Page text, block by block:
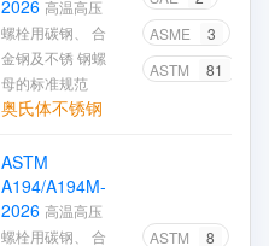
2026 高温高压
螺栓用碳钢、 合
金钢及不锈 钢螺
母的标准规范
奥氏体不锈钢
ASME
3
ASTM
81
ASTM
A194/A194M-
2026 高温高压
螺栓用碳钢、 合
ASTM 8